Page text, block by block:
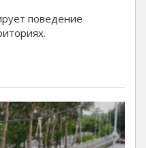
поведение